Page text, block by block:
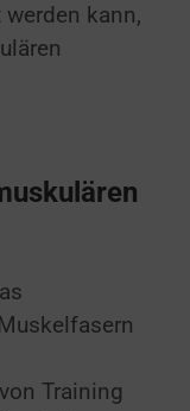
kann,
Training